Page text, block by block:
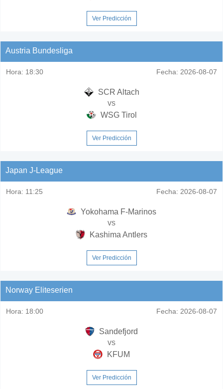
Ver Predicción
Austria Bundesliga
Hora: 18:30 Fecha: 2026-08-07
SCR Altach
vs
WSG Tirol
Ver Predicción
Japan J-League
Hora: 11:25 Fecha: 2026-08-07
Yokohama F-Marinos
vs
Kashima Antlers
Ver Predicción
Norway Eliteserien
Hora: 18:00 Fecha: 2026-08-07
Sandefjord
vs
KFUM
Ver Predicción